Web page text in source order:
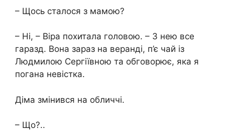
– Щось сталося з мамою?
– Ні, – Віра похитала головою. – З нею все
гаразд. Вона зараз на веранді, п’є чай із
Людмилою Сергіївною та обговорює, яка я
погана невістка.
Діма змінився на обличчі.
– Що?..